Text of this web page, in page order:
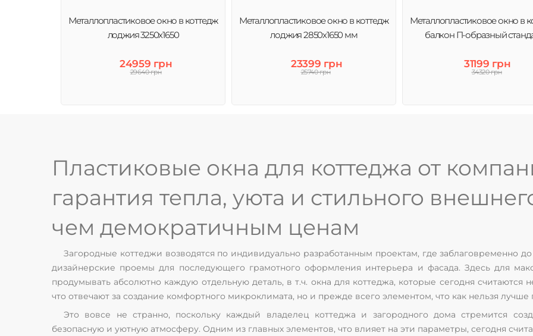
Металлопластиковое окно в коттедж
лоджия 3250х1650
24959 грн
29640 грн
Металлопластиковое окно в коттедж
лоджия 2850х1650 мм
23399 грн
25740 грн
Металлопластиковое окно в
балкон П-образный
31199 грн
34320 грн
Пластиковые окна для коттеджа от
гарантия тепла, уюта и стильного
чем демократичным ценам
Загородные коттеджи возводятся по индивидуально разработанным проектам, где заблаговременно
дизайнерские проемы для последующего грамотного оформления интерьера и фасада. Здесь для
продумывать абсолютно каждую отдельную деталь, в т.ч. окна для коттеджа, которые сегодня
что отвечают за создание комфортного микроклимата, но и прежде всего элементом, что как нельзя лучше
Это вовсе не странно, поскольку каждый владелец коттеджа и загородного дома стремится
безопасную и уютную атмосферу. Одним из главных элементов, что влияет на эти параметры, сегодня